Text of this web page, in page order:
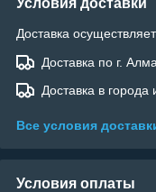
Доставка
Доставка по г.
Доставка в города
Все условия
Условия оплаты